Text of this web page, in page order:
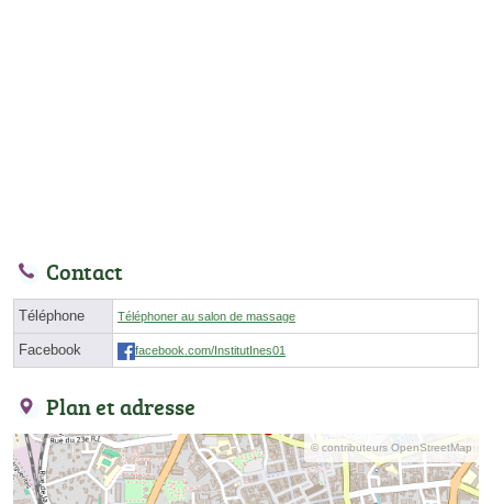
Contact
Téléphone Téléphoner au salon de massage
Facebook facebook.com/InstitutInes01
Plan et adresse
© contributeurs OpenStreetMap